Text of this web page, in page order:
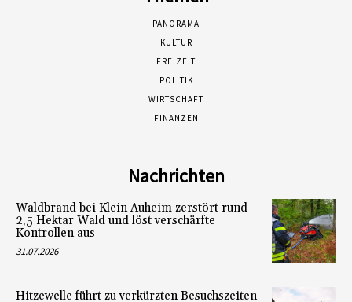
PANORAMA
KULTUR
FREIZEIT
POLITIK
WIRTSCHAFT
FINANZEN
Nachrichten
Waldbrand bei Klein Auheim zerstört rund
2,5 Hektar Wald und löst verschärfte
Kontrollen aus
31.07.2026
Hitzewelle führt zu verkürzten Besuchszeiten